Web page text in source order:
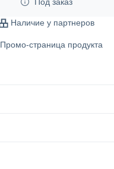
Наличие у партнеров
Промо-страница продукта